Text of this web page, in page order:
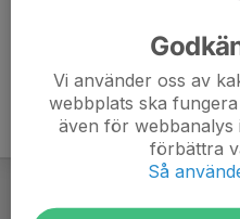
Vi använder oss av
webbplats ska
även för webbanalys
förbättra
Så